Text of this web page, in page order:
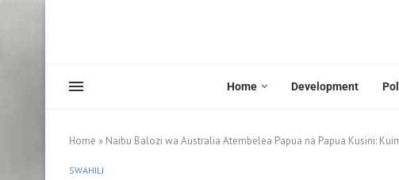
Home Development
Home » Naibu Balozi wa Australia Atembelea Papua na Papua Kusini:
SWAHILI